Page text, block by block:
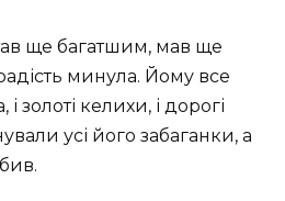
ще багатшим, мав ще
минула. Йому все
золоті келихи, і дорогі
усі його забаганки, а